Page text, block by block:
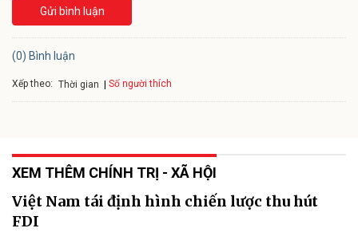
Gửi bình luận
(0) Bình luận
Xếp theo: Thời gian Số người thích
XEM THÊM CHÍNH TRỊ - XÃ HỘI
Việt Nam tái định hình chiến lược thu hút
FDI